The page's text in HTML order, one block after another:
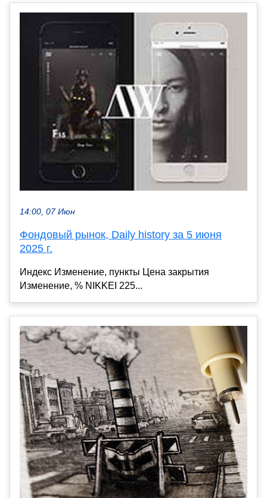
14:00, 07 Июн
Фондовый рынок, Daily history за 5 июня
2025 г.
Индекс Изменение, пункты Цена закрытия
Изменение, % NIKKEI 225...